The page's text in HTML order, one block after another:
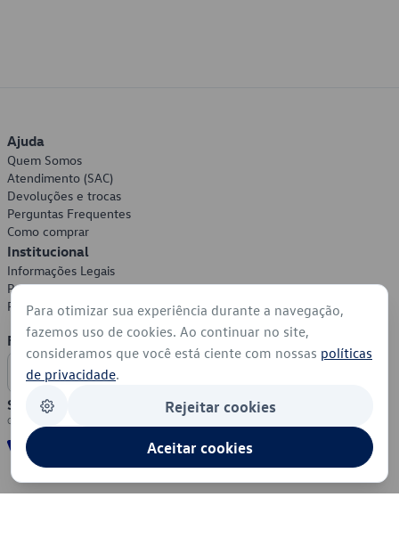
Ajuda
Quem Somos
Atendimento (SAC)
Devoluções e trocas
Perguntas Frequentes
Como comprar
Institucional
Informações Legais
Política de Privacidade
Política de Cookies
Formas de Pagamento
Segurança
Para otimizar sua experiência durante a navegação,
fazemos uso de cookies. Ao continuar no site,
consideramos que você está ciente com nossas políticas
de privacidade.
Rejeitar cookies
Aceitar cookies